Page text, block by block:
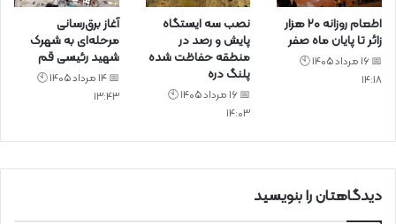
اطعام روزانه ۲۰ هزار
زائر تا پایان ماه صفر
📅 16 مرداد 1405 🕙
14:18
نصب سه ایستگاه
پایش و رصد در
منطقه حفاظت شده
پلنگ دره
📅 16 مرداد 1405 🕙
14:03
آغاز برق‌رسانی
مرحله‌ای به شهرک
شهید رئیسی قم
📅 14 مرداد 1405 🕙
13:43
دیدگاهتان را بنویسید